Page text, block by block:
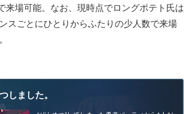
来場可能。なお、現時点でロングポテト氏は
スごとにひとりからふたりの少人数で来場
しました。